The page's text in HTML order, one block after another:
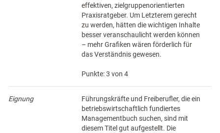
effektiven, zielgruppenorientierten
Praxisratgeber. Um Letzterem gerecht
zu werden, hätten die wichtigen Inhalte
besser veranschaulicht werden können
– mehr Grafiken wären förderlich für
das Verständnis gewesen.
Punkte: 3 von 4
Eignung
Führungskräfte und Freiberufler, die ein
betriebswirtschaftlich fundiertes
Managementbuch suchen, sind mit
diesem Titel gut aufgestellt. Die